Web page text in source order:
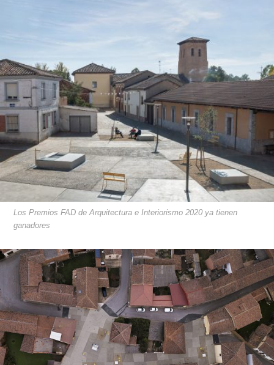
Los Premios FAD de Arquitectura e Interiorismo 2020 ya tienen
ganadores